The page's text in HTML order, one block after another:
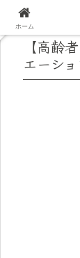
【高齢
エーシ
ホーム